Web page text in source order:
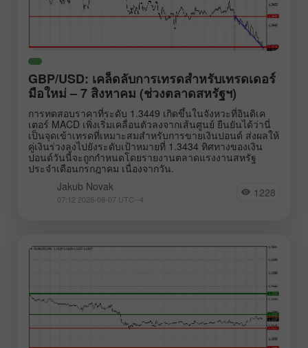
GBP/USD: เคล็ดลับการเทรดสำหรับเทรดเดอร์
มือใหม่ – 7 สิงหาคม (ช่วงตลาดสหรัฐฯ)
การทดสอบราคาที่ระดับ 1.3449 เกิดขึ้นในจังหวะที่อินดิเค
เตอร์ MACD เพิ่งเริ่มเคลื่อนตัวลงจากเส้นศูนย์ ยืนยันได้ว่านี่
เป็นจุดเข้าเทรดที่เหมาะสมสำหรับการขายเงินปอนด์ ส่งผลให้
คู่เงินร่วงลงไปยังระดับเป้าหมายที่ 1.3434 ทิศทางของเงิน
ปอนด์วันนี้จะถูกกำหนดโดยรายงานตลาดแรงงานสหรัฐ
ประจำเดือนกรกฎาคม เนื่องจากวัน.
Jakub Novak
07:12 2026-08-07 UTC--4 1228